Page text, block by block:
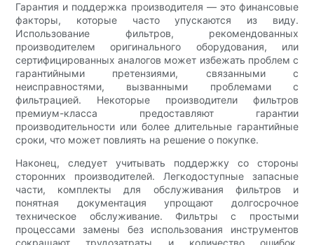
Гарантия и поддержка производителя — это финансовые
факторы, которые часто упускаются из виду.
Использование фильтров, рекомендованных
производителем оригинального оборудования, или
сертифицированных аналогов может избежать проблем с
гарантийными претензиями, связанными с
неисправностями, вызванными проблемами с
фильтрацией. Некоторые производители фильтров
премиум-класса предоставляют гарантии
производительности или более длительные гарантийные
сроки, что может повлиять на решение о покупке.
Наконец, следует учитывать поддержку со стороны
сторонних производителей. Легкодоступные запасные
части, комплекты для обслуживания фильтров и
понятная документация упрощают долгосрочное
техническое обслуживание. Фильтры с простыми
процессами замены без использования инструментов